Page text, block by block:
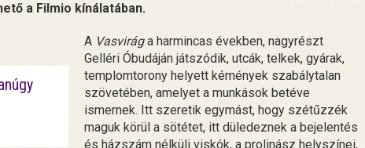
a Filmio kínálatában.
A Vasvirága harmincas években, nagyrészt
Gelléri Óbudáján játszódik, utcák, telkek, gyárak,
templomtorony helyett kémények szabálytalan
szövetében, amelyet a munkások betéve
ismernek. Itt szeretik egymást, hogy szétűzzék
maguk körül a sötétet, itt düledeznek a bejelentés
és házszám nélküli viskók, a prolinász helyszínei,